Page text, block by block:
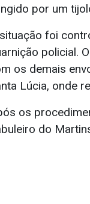
por um
foi
policial.
os demais
Lúcia, onde
os
do